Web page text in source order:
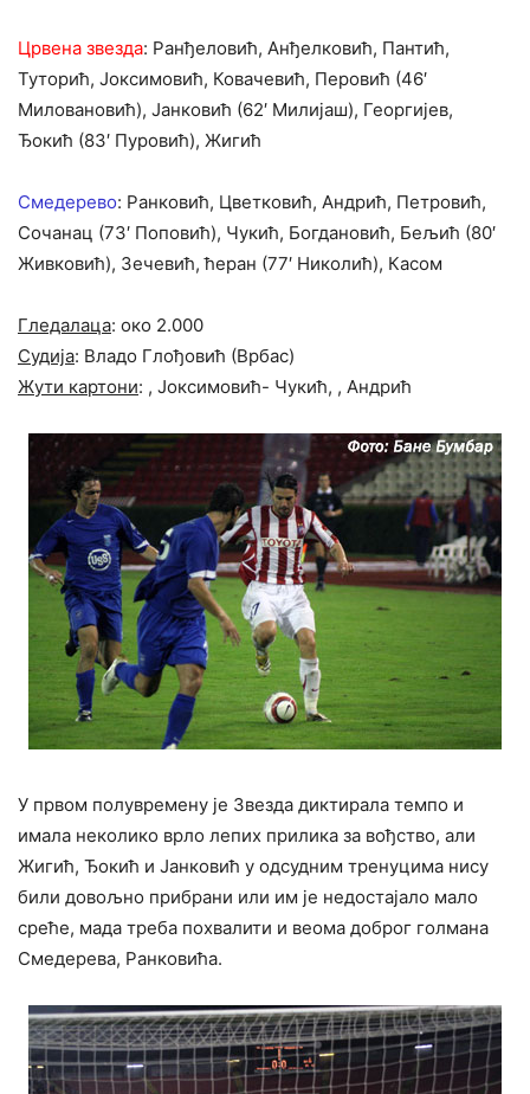
Црвена звезда: Ранђеловић, Анђелковић, Пантић,
Туторић, Јоксимовић, Ковачевић, Перовић (46′
Миловановић), Јанковић (62′ Милијаш), Георгијев,
Ђокић (83′ Пуровић), Жигић
Смедерево: Ранковић, Цветковић, Андрић, Петровић,
Сочанац (73′ Поповић), Чукић, Богдановић, Бељић (80′
Живковић), Зечевић, ћеран (77′ Николић), Касом
Гледалаца: око 2.000
Судија: Владо Глођовић (Врбас)
Жути картони: , Јоксимовић- Чукић, , Андрић
У првом полувремену је Звезда диктирала темпо и
имала неколико врло лепих прилика за вођство, али
Жигић, Ђокић и Јанковић у одсудним тренуцима нису
били довољно прибрани или им је недостајало мало
среће, мада треба похвалити и веома доброг голмана
Смедерева, Ранковића.